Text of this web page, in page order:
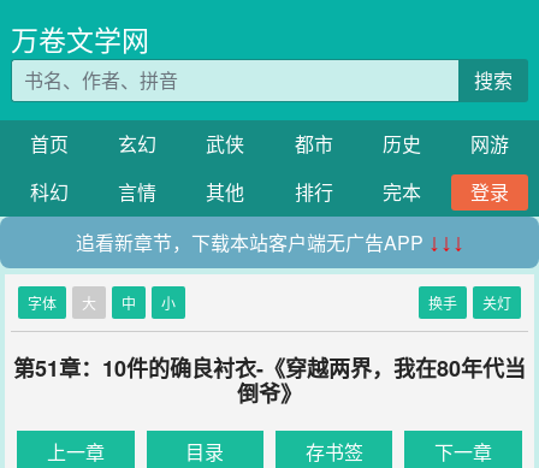
万卷文学网
搜索
首页 玄幻 武侠 都市 历史
网游
科幻
言情 其他 排行 完本
登录
追看新章节，下载本站客户端无广告APP ↓↓↓
字体 大 中 小 换手 关灯
第51章：10件的确良衬衣-《穿越两界，我在80年代当
倒爷》
上一章 目录 存书签 下一章